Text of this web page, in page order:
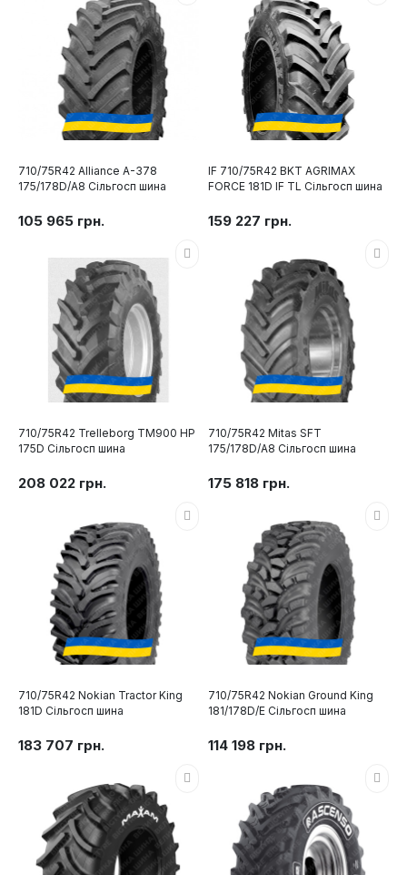
710/75R42 Alliance A-378
175/178D/A8 Сільгосп шина
105 965 грн.
IF 710/75R42 BKT AGRIMAX
FORCE 181D IF TL Сільгосп шина
159 227 грн.
710/75R42 Trelleborg TM900 HP
175D Сільгосп шина
208 022 грн.
710/75R42 Mitas SFT
175/178D/A8 Сільгосп шина
175 818 грн.
710/75R42 Nokian Tractor King
181D Сільгосп шина
183 707 грн.
710/75R42 Nokian Ground King
181/178D/E Сільгосп шина
114 198 грн.